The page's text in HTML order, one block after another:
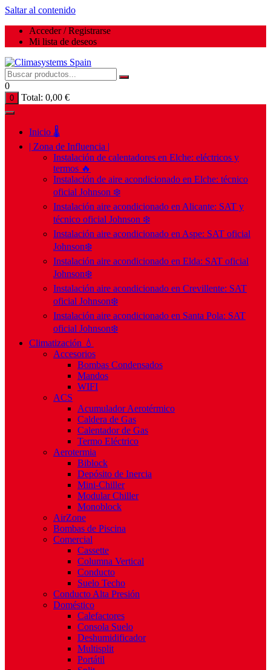
Saltar al contenido
Acceder / Registrarse
Mi lista de deseos
0
0 Total: 0,00 €
Inicio 🌡️
| Zona de Influencia |
Instalación de calentadores en Elche: eléctricos y
termos 🔥
Instalación de aire acondicionado en Elche: técnico
oficial Johnson ❄️
Instalación aire acondicionado en Alicante: SAT y
técnico oficial Johnson ❄️
Instalación aire acondicionado en Aspe: SAT oficial
Johnson❄️
Instalación aire acondicionado en Elda: SAT oficial
Johnson❄️
Instalación aire acondicionado en Crevillente: SAT
oficial Johnson❄️
Instalación aire acondicionado en Santa Pola: SAT
oficial Johnson❄️
Climatización 💧
Accesorios
Bombas Condensados
Mandos
WIFI
ACS
Acumulador Aerotérmico
Caldera de Gas
Calentador de Gas
Termo Eléctrico
Aerotermia
Biblock
Depósito de Inercia
Mini-Chiller
Modular Chiller
Monoblock
AirZone
Bombas de Piscina
Comercial
Cassette
Columna Vertical
Conducto
Suelo Techo
Conducto Alta Presión
Doméstico
Calefactores
Consola Suelo
Deshumidificador
Multisplit
Portátil